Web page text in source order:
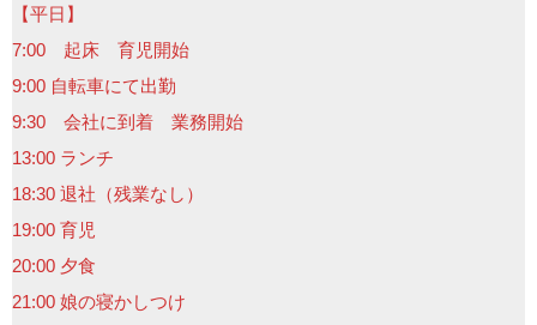
【平日】
7:00 起床 育児開始
9:00 自転車にて出勤
9:30 会社に到着 業務開始
13:00 ランチ
18:30 退社（残業なし）
19:00 育児
20:00 夕食
21:00 娘の寝かしつけ